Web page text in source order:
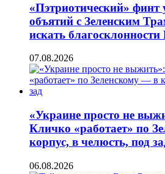
«Пэтриотический»
объятий с Зеленским
искать благосклонности
07.08.2026
«Украине просто не
Кличко «работает» по
корпус, в челюсть, под
06.08.2026